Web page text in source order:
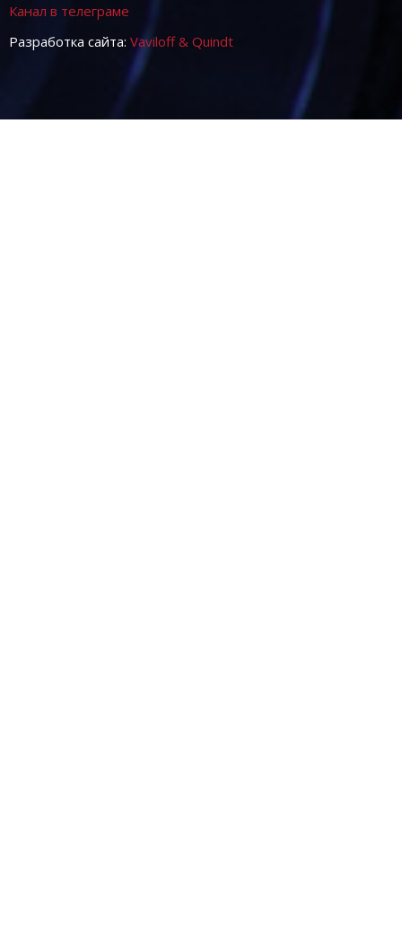
Канал в телеграме
Разработка сайта: Vaviloff & Quindt